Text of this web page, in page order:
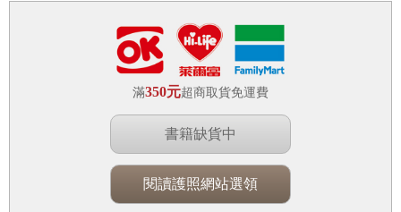
滿350元超商取貨免運費
書籍缺貨中
閱讀護照網站選領